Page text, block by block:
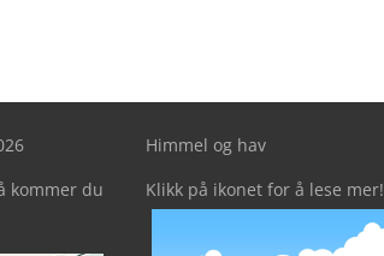
kommer du
Himmel og hav
Klikk på ikonet for å lese mer!